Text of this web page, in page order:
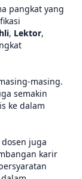
pangkat yang
, Lektor,
masing.
semakin
ke dalam
juga
karir